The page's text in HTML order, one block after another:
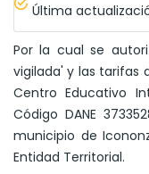
Última
Por la cual se
vigilada' y las tarifas
Centro Educativo
Código DANE
municipio de
Entidad Territorial.